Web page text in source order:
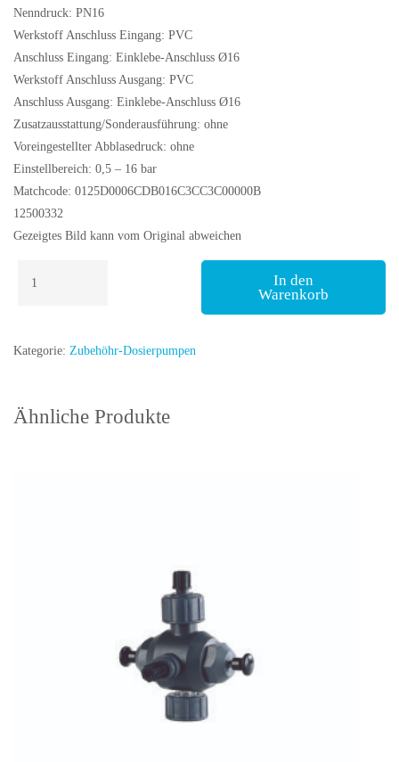
Nenndruck: PN16
Werkstoff Anschluss Eingang: PVC
Anschluss Eingang: Einklebe-Anschluss Ø16
Werkstoff Anschluss Ausgang: PVC
Anschluss Ausgang: Einklebe-Anschluss Ø16
Zusatzausstattung/Sonderausführung: ohne
Voreingestellter Abblasedruck: ohne
Einstellbereich: 0,5 – 16 bar
Matchcode: 0125D0006CDB016C3CC3C00000B
12500332
Gezeigtes Bild kann vom Original abweichen
Überströmventil
Menge
In den
Warenkorb
Kategorie: Zubehöhr-Dosierpumpen
Ähnliche Produkte